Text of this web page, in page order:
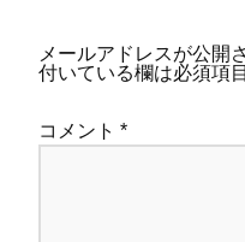
メールアドレスが公開
付いている欄は必須項
コメント *